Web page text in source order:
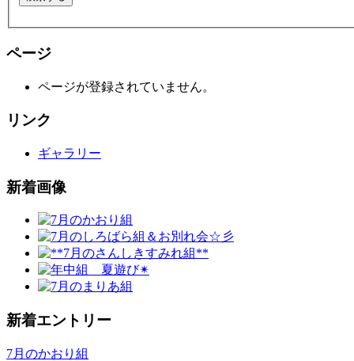
ページ
ページが登録されていません。
リンク
ギャラリー
新着画像
新着エントリー
7月のかおり組